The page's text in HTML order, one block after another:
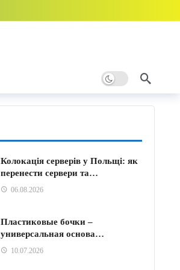
Колокація серверів у Польщі: як
перенести сервери та…
06.08.2026
Пластиковые бочки –
универсальная основа…
10.07.2026